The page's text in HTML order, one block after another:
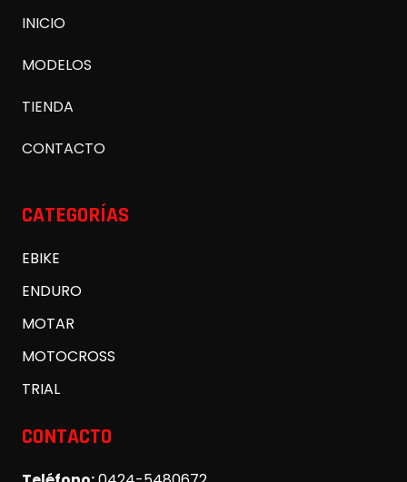
INICIO
MODELOS
TIENDA
CONTACTO
CATEGORÍAS
EBIKE
ENDURO
MOTAR
MOTOCROSS
TRIAL
CONTACTO